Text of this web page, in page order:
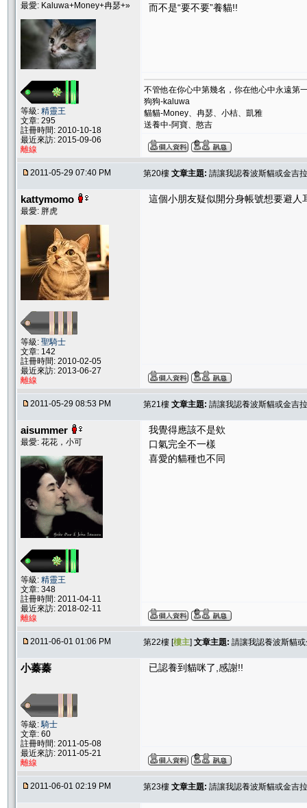
最愛: Kaluwa+Money+冉瑟+»
等級: 精靈王
文章: 295
註冊時間: 2010-10-18
最近來訪: 2015-09-06
離線
而不是“要不要”養貓!!
不管他在你心中第幾名，你在他心中永遠第
狗狗-kaluwa
貓貓-Money、冉瑟、小桔、凱雅
送養中-阿寶、憨吉
2011-05-29 07:40 PM 第20樓 文章主題: 請讓我認養波斯貓或金吉
kattymomo
最愛: 胖虎
等級: 聖騎士
文章: 142
註冊時間: 2010-02-05
最近來訪: 2013-06-27
離線
這個小朋友疑似開分身帳號想要避
2011-05-29 08:53 PM 第21樓 文章主題: 請讓我認養波斯貓或金吉
aisummer
最愛: 花花，小可
等級: 精靈王
文章: 348
註冊時間: 2011-04-11
最近來訪: 2018-02-11
離線
我覺得應該不是欸
口氣完全不一樣
喜愛的貓種也不同
2011-06-01 01:06 PM 第22樓 [樓主] 文章主題: 請讓我認養波斯貓
小蓁蓁
等級:騎士
文章: 60
註冊時間: 2011-05-08
最近來訪: 2011-05-21
離線
已認養到貓咪了,感謝!!
2011-06-01 02:19 PM 第23樓 文章主題: 請讓我認養波斯貓或金吉